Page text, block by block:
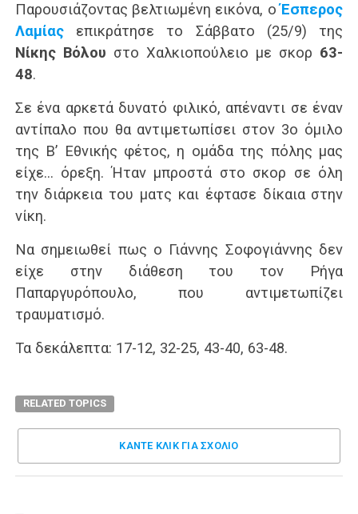
Παρουσιάζοντας βελτιωμένη εικόνα, οΈσπερος
Λαμίαςεπικράτησε το Σάββατο (25/9) της
Νίκης Βόλου στο Χαλκιοπούλειο με σκορ 63-
48.
Σε ένα αρκετά δυνατό φιλικό, απέναντι σε έναν
αντίπαλο που θα αντιμετωπίσει στον 3ο όμιλο
της Β’ Εθνικής φέτος, η ομάδα της πόλης μας
είχε… όρεξη. Ήταν μπροστά στο σκορ σε όλη
την διάρκεια του ματς και έφτασε δίκαια στην
νίκη.
Να σημειωθεί πως ο Γιάννης Σοφογιάννης δεν
είχε στην διάθεση του τον Ρήγα
Παπαργυρόπουλο, που αντιμετωπίζει
τραυματισμό.
Τα δεκάλεπτα: 17-12, 32-25, 43-40, 63-48.
RELATED TOPICS
ΚΑΝΤΕ ΚΛΊΚ ΓΙΑ ΣΧΌΛΙΟ